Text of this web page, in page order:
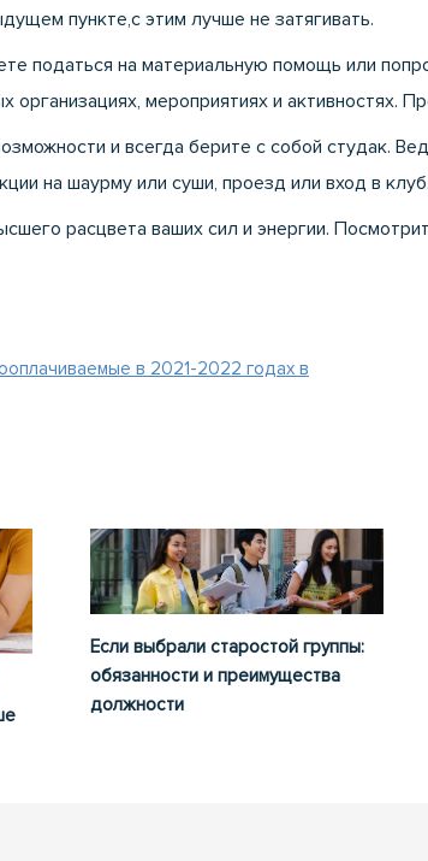
пункте,с этим лучше не затягивать.
податься на материальную помощь или
организациях, мероприятиях и активностях.
и всегда берите с собой студак.
на шаурму или суши, проезд или вход в клуб.
расцвета ваших сил и энергии.
в 2021-2022 годах в
Если выбрали старостой группы:
обязанности и преимущества
должности